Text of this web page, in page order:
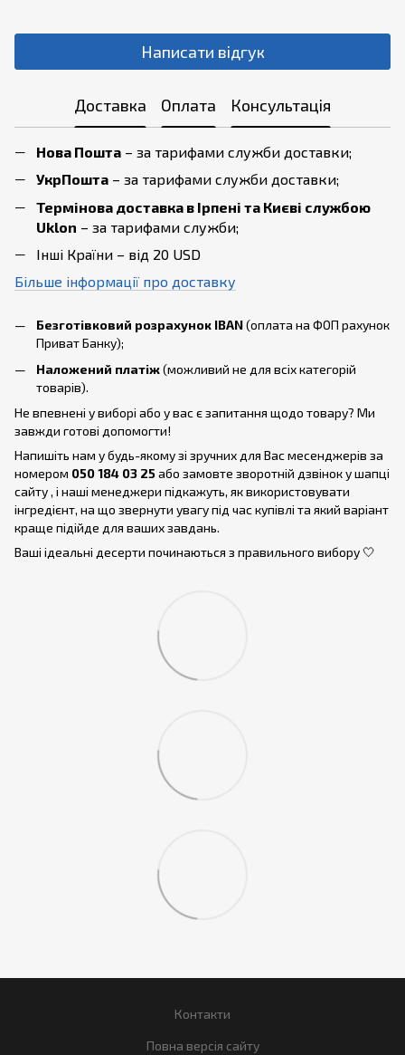
Написати відгук
Доставка Оплата Консультація
Нова Пошта – за тарифами служби доставки;
УкрПошта – за тарифами служби доставки;
Термінова доставка в Ірпені та Києві службою
Uklon – за тарифами служби;
Інші Країни – від 20 USD
Більше інформації про доставку
Безготівковий розрахунок IBAN(оплата на ФОП рахунок
Приват Банку);
Наложений платіж(можливий не для всіх категорій
товарів).
Не впевнені у виборі або у вас є запитання щодо товару? Ми
завжди готові допомогти!
Напишіть нам у будь-якому зі зручних для Вас месенджерів за
номером 050 184 03 25або замовте зворотній дзвінок у шапці
сайту , і наші менеджери підкажуть, як використовувати
інгредієнт, на що звернути увагу під час купівлі та який варіант
краще підійде для ваших завдань.
Ваші ідеальні десерти починаються з правильного вибору 🤍
Контакти
Повна версія сайту